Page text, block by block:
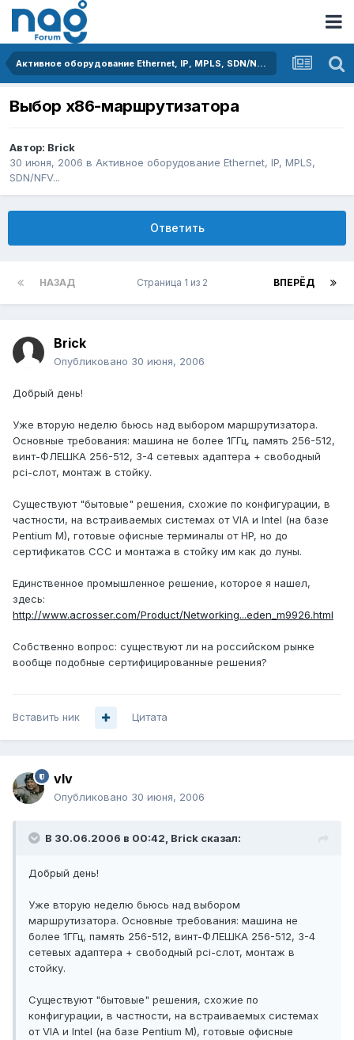
Активное оборудование Ethernet, IP, MPLS, SDN/NFV...
Выбор x86-маршрутизатора
Автор: Brick
30 июня, 2006 в Активное оборудование Ethernet, IP, MPLS,
SDN/NFV...
Ответить
НАЗАД ВПЕРЁД
Страница 1 из 2
Brick
Опубликовано 30 июня, 2006
Добрый день!
Уже вторую неделю бьюсь над выбором маршрутизатора.
Основные требования: машина не более 1ГГц, память 256-512,
винт-ФЛЕШКА 256-512, 3-4 сетевых адаптера + свободный
pci-слот, монтаж в стойку.
Существуют "бытовые" решения, схожие по конфигурации, в
частности, на встраиваемых системах от VIA и Intel (на базе
Pentium M), готовые офисные терминалы от HP, но до
сертификатов ССС и монтажа в стойку им как до луны.
Единственное промышленное решение, которое я нашел,
здесь:
http://www.acrosser.com/Product/Networking...eden_m9926.html
Собственно вопрос: существуют ли на российском рынке
вообще подобные сертифицированные решения?
Вставить ник Цитата
vIv
Опубликовано 30 июня, 2006
В 30.06.2006 в 00:42, Brick сказал:
Добрый день!
Уже вторую неделю бьюсь над выбором
маршрутизатора. Основные требования: машина не
более 1ГГц, память 256-512, винт-ФЛЕШКА 256-512, 3-4
сетевых адаптера + свободный pci-слот, монтаж в
стойку.
Существуют "бытовые" решения, схожие по
конфигурации, в частности, на встраиваемых системах
от VIA и Intel (на базе Pentium M), готовые офисные